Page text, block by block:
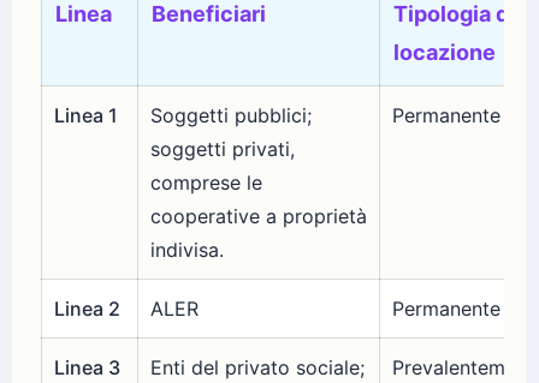
Linea Beneficiari
Tipologia di
locazione
Linea 1
Soggetti pubblici;
soggetti privati,
comprese le
cooperative a proprietà
indivisa.
Permanente
Linea 2 ALER Permanente
Linea 3
Enti del privato sociale;